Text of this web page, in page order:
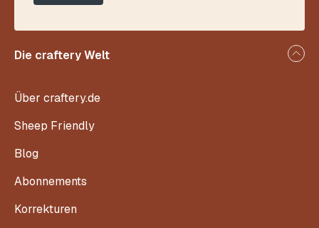
Die craftery Welt
Über craftery.de
Sheep Friendly
Blog
Abonnements
Korrekturen